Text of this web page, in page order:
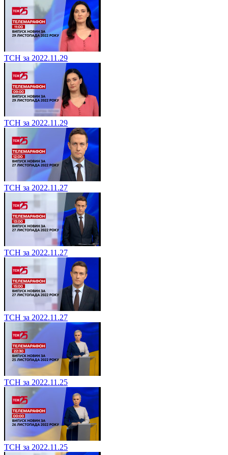
ТСН за 2022.11.29
ТСН за 2022.11.29
ТСН за 2022.11.27
ТСН за 2022.11.27
ТСН за 2022.11.27
ТСН за 2022.11.25
ТСН за 2022.11.25